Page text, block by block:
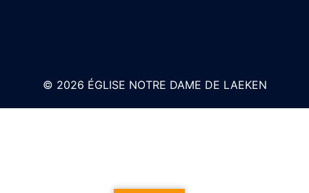
© 2026 ÉGLISE NOTRE DAME DE LAEKEN